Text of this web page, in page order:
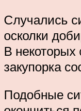
Случались
осколки
В некоторых
закупорка
Подобные